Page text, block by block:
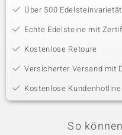
Über 500
Echte Edelsteine mit
Kostenlose Retoure
Versicherter Versand mit
Kostenlose
So